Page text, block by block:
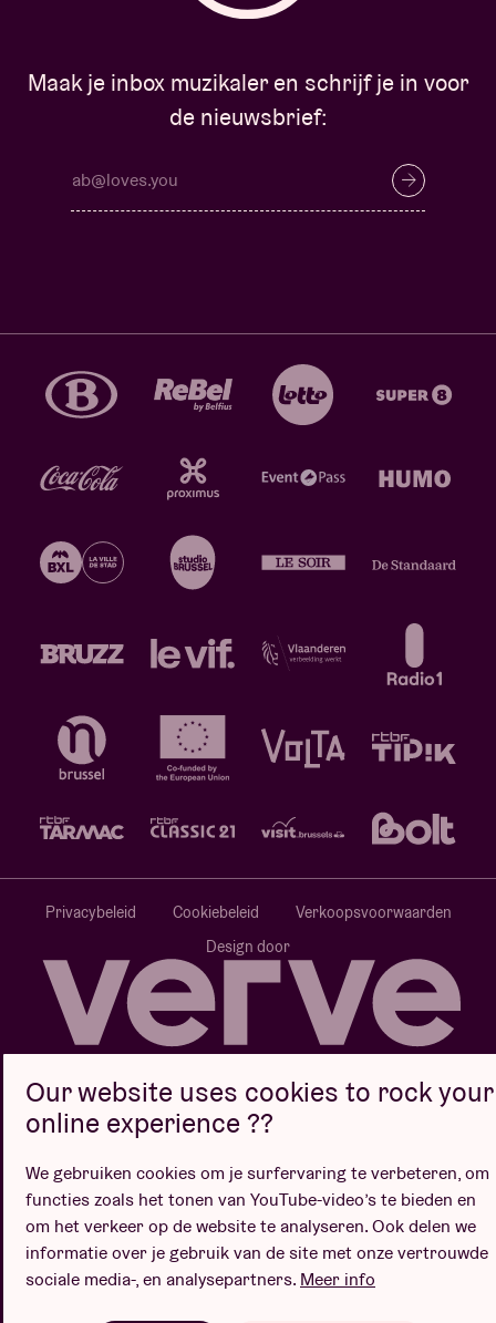
Maak je inbox muzikaler en schrijf je in voor
de nieuwsbrief:
Privacybeleid Cookiebeleid
Verkoopsvoorwaarden
Design door
Our website uses cookies to rock your
online experience ??
We gebruiken cookies om je surfervaring te verbeteren, om
functies zoals het tonen van YouTube-video’s te bieden en
om het verkeer op de website te analyseren. Ook delen we
informatie over je gebruik van de site met onze vertrouwde
sociale media-, en analysepartners. Meer info